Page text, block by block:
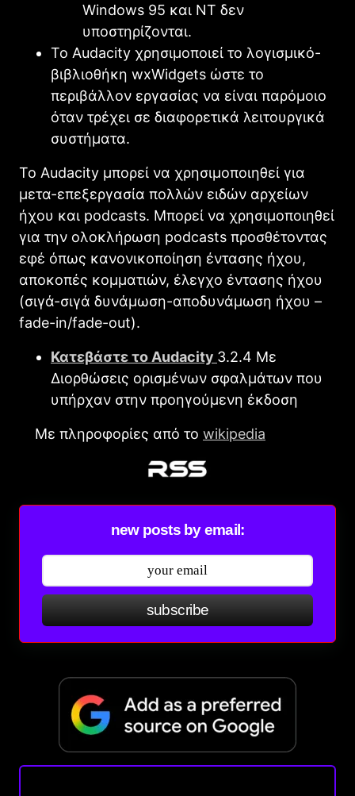
Windows 95 και NT δεν
υποστηρίζονται.
Το Audacity χρησιμοποιεί το λογισμικό-
βιβλιοθήκη wxWidgets ώστε το
περιβάλλον εργασίας να είναι παρόμοιο
όταν τρέχει σε διαφορετικά λειτουργικά
συστήματα.
Το Audacity μπορεί να χρησιμοποιηθεί για
μετα-επεξεργασία πολλών ειδών αρχείων
ήχου και podcasts. Μπορεί να χρησιμοποιηθεί
για την ολοκλήρωση podcasts προσθέτοντας
εφέ όπως κανονικοποίηση έντασης ήχου,
αποκοπές κομματιών, έλεγχο έντασης ήχου
(σιγά-σιγά δυνάμωση-αποδυνάμωση ήχου –
fade-in/fade-out).
Κατεβάστε το Audacity 3.2.4 Με
Διορθώσεις ορισμένων σφαλμάτων που
υπήρχαν στην προηγούμενη έκδοση
Με πληροφορίες από το wikipedia
new posts by email:
subscribe